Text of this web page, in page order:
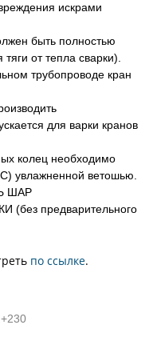
искрами
быть полностью
от тепла сварки).
трубопроводе кран
для варки кранов
колец необходимо
увлажненной ветошью.
ШАР
предварительного
по ссылке.